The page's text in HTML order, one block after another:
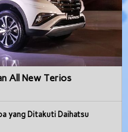
All New Terios
yang Ditakuti Daihatsu